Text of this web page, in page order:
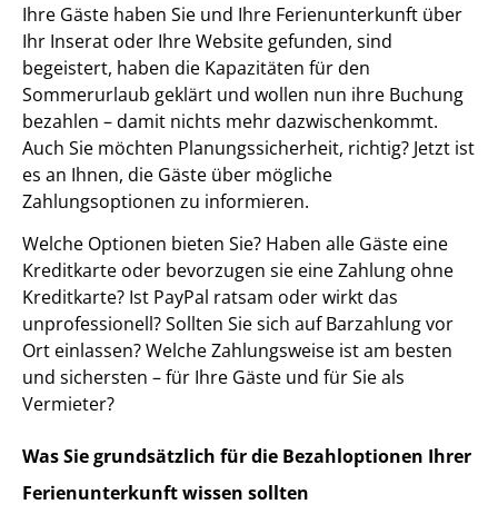
Ihre Gäste haben Sie und Ihre Ferienunterkunft über
Ihr Inserat oder Ihre Website gefunden, sind
begeistert, haben die Kapazitäten für den
Sommerurlaub geklärt und wollen nun ihre Buchung
bezahlen – damit nichts mehr dazwischenkommt.
Auch Sie möchten Planungssicherheit, richtig? Jetzt ist
es an Ihnen, die Gäste über mögliche
Zahlungsoptionen zu informieren.
Welche Optionen bieten Sie? Haben alle Gäste eine
Kreditkarte oder bevorzugen sie eine Zahlung ohne
Kreditkarte? Ist PayPal ratsam oder wirkt das
unprofessionell? Sollten Sie sich auf Barzahlung vor
Ort einlassen? Welche Zahlungsweise ist am besten
und sichersten – für Ihre Gäste und für Sie als
Vermieter?
Was Sie grundsätzlich für die Bezahloptionen Ihrer
Ferienunterkunft wissen sollten